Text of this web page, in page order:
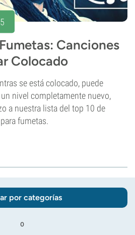
Canciones
Colocado
se está colocado, puede
nivel completamente nuevo,
a nuestra lista del top 10 de
fumetas.
por categorías
o